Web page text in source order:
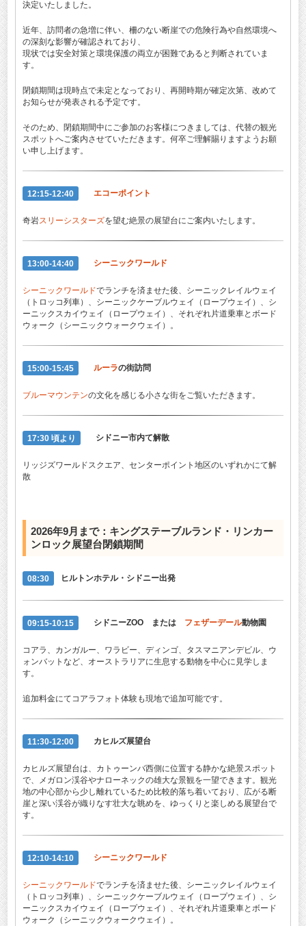
決定いたしました。
近年、訪問者の急増に伴い、柵のない断崖での危険行為や自然環境へ
の深刻な影響が確認されており、
現状では安全対策と環境保護の両立が困難であると判断されていま
す。
閉鎖期間は現時点で未定となっており、再開時期が確定次第、改めて
お知らせが発表される予定です。
そのため、閉鎖期間中にご参加のお客様につきましては、代替の観光
スポットへご案内させていただきます。何卒ご理解賜りますようお願
い申し上げます。
12:15-12:40 エコーポイント
奇岩スリーシスターズを望む絶景の展望台にご案内いたします。
13:00-14:40 シーニックワールド
シーニックワールドでランチを済ませた後、シーニックレイルウェイ
（トロッコ列車）、シーニックケーブルウェイ（ロープウェイ）、シ
ーニックスカイウェイ（ロープウェイ）、それぞれ片道乗車とボード
ウォーク（シーニックウォークウェイ）。
15:00-15:45 ルーラの街訪問
ブルーマウンテンの文化を感じる小さな街をご覧いただきます。
17:30 頃より シドニー市内て解散
リッジズワールドスクエア、センターポイント地区のいずれかにて解
散
2026年9月まで： キングステーブルランド ・リンカー
ンロック展望台閉鎖期間
08:30 ヒルトンホテル・シドニー出発
09:15-10:15 シドニーZOO または フェザーデール動物園
コアラ、カンガルー、ワラビー、ディンゴ、タスマニアンデビル、ウ
ォンバットなど、オーストラリアに生息する動物を中心に見学しま
す。
追加料金にてコアラフォト体験も現地で追加可能です。
11:30-12:00 カヒルズ展望台
カヒルズ展望台は、カトゥーンバ西側に位置する静かな絶景スポット
で、メガロン渓谷やナローネックの雄大な景観を一望できます。観光
地の中心部から少し離れているため比較的落ち着いており、広がる断
崖と深い渓谷が織りなす壮大な眺めを、ゆっくりと楽しめる展望台で
す。
12:10-14:10 シーニックワールド
シーニックワールドでランチを済ませた後、シーニックレイルウェイ
（トロッコ列車）、シーニックケーブルウェイ（ロープウェイ）、シ
ーニックスカイウェイ（ロープウェイ）、それぞれ片道乗車とボード
ウォーク（シーニックウォークウェイ）。